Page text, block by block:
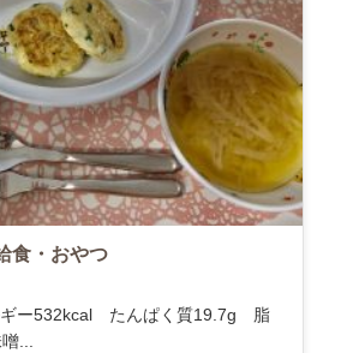
食・おやつ
ギー532kcal たんぱく質19.7g 脂
...